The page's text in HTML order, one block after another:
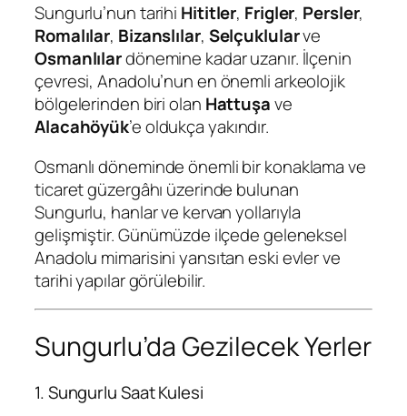
Sungurlu’nun tarihi Hititler, Frigler, Persler,
Romalılar, Bizanslılar, Selçuklularve
Osmanlılardönemine kadar uzanır. İlçenin
çevresi, Anadolu’nun en önemli arkeolojik
bölgelerinden biri olan Hattuşave
Alacahöyük’e oldukça yakındır.
Osmanlı döneminde önemli bir konaklama ve
ticaret güzergâhı üzerinde bulunan
Sungurlu, hanlar ve kervan yollarıyla
gelişmiştir. Günümüzde ilçede geleneksel
Anadolu mimarisini yansıtan eski evler ve
tarihi yapılar görülebilir.
Sungurlu’da Gezilecek Yerler
1. Sungurlu Saat Kulesi